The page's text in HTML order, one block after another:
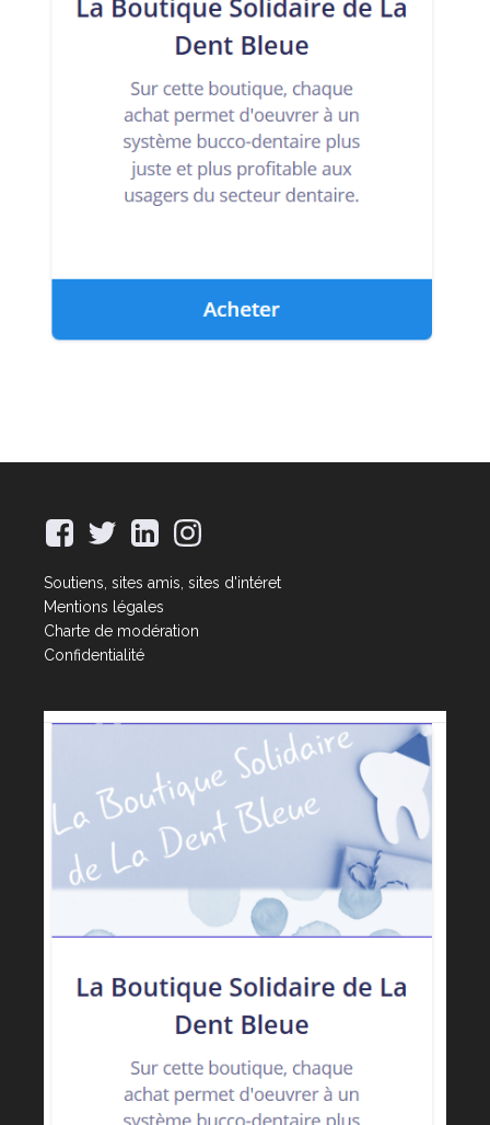
Soutiens, sites amis, sites d'intéret
Mentions légales
Charte de modération
Confidentialité